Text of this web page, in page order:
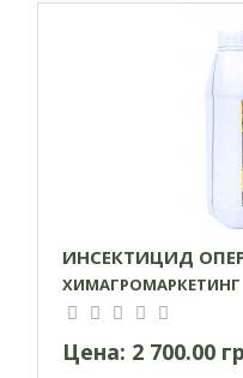
ИНСЕКТИЦИД
ХИМАГРОМАРКЕТИНГ
Цена: 2 700.00